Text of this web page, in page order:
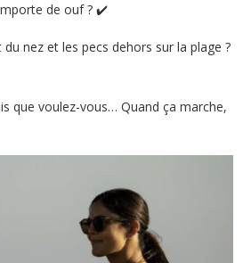
de ouf ? ✔️
nez et les pecs dehors sur la plage ?
que voulez-vous… Quand ça marche,